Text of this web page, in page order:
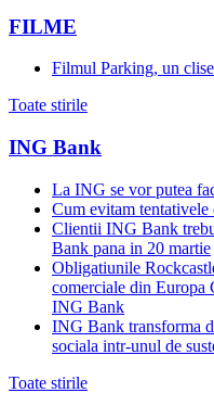
FILME
Filmul Parking, un
Toate stirile
ING Bank
La ING se vor putea
Cum evitam tentativele
Clientii ING Bank
Bank pana in 20 martie
Obligatiunile
comerciale din Europa
ING Bank
ING Bank transforma
sociala intr-unul de
Toate stirile